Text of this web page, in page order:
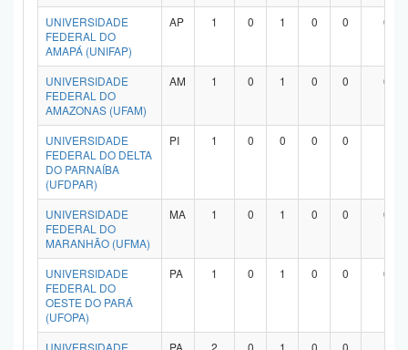
UNIVERSIDADE
FEDERAL DO
AMAPÁ (UNIFAP)
AP 1 0 1 0 0 0
UNIVERSIDADE
FEDERAL DO
AMAZONAS (UFAM)
AM 1 0 1 0 0 0
UNIVERSIDADE
FEDERAL DO DELTA
DO PARNAÍBA
(UFDPAR)
PI 1 0 0 0 0
UNIVERSIDADE
FEDERAL DO
MARANHÃO (UFMA)
MA 1 0 1 0 0 0
UNIVERSIDADE
FEDERAL DO
OESTE DO PARÁ
(UFOPA)
PA 1 0 1 0 0 0
UNIVERSIDADE
PA 2 0 1 0 0